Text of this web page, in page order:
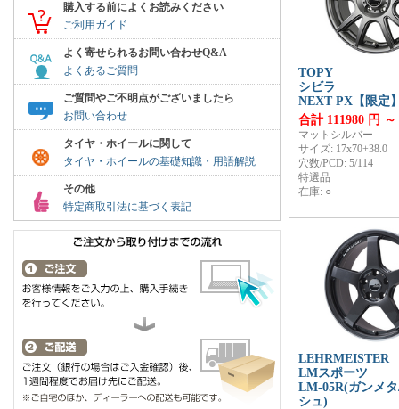
購入する前によくお読みください
ご利用ガイド
よく寄せられるお問い合わせQ&A
よくあるご質問
ご質問やご不明点がございましたら
お問い合わせ
タイヤ・ホイールに関して
タイヤ・ホイールの基礎知識・用語解説
その他
特定商取引法に基づく表記
TOPY
シビラ
NEXT PX【限定
合計 111980 円 ～
マットシルバー
サイズ: 17x70+38.0
穴数/PCD: 5/114
特選品
在庫: ○
LEHRMEISTER
LMスポーツ
LM-05R(ガンメ
シュ)